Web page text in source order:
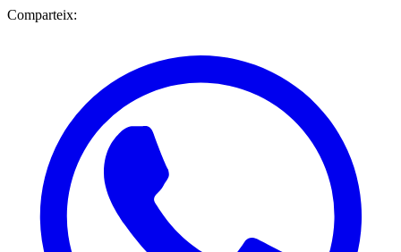
Comparteix: